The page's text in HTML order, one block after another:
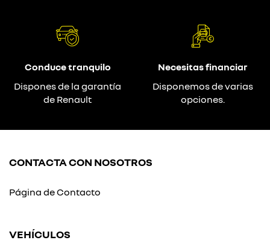
Conduce tranquilo
Dispones de la garantía
de Renault
Necesitas financiar
Disponemos de varias
opciones.
CONTACTA CON NOSOTROS
Página de Contacto
VEHÍCULOS